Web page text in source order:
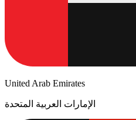
United Arab Emirates
الإمارات العربية المتحدة